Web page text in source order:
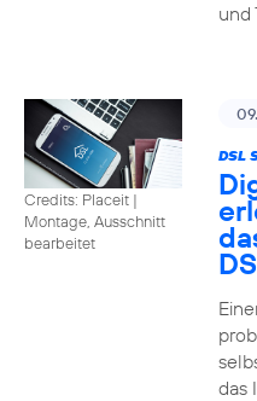
und
Credits: Placeit |
Montage, Ausschnitt
bearbeitet
DSL
das